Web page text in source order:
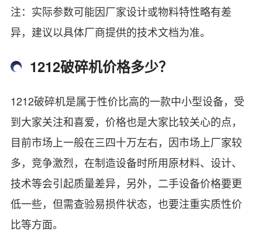
注：实际参数可能因厂家设计或物料特性略有差
异，建议以具体厂商提供的技术文档为准。
1212破碎机价格多少？
1212破碎机是属于性价比高的一款中小型设备，受
到大家关注和喜爱，价格也是大家比较关心的点，
目前市场上一般在三四十万左右，因市场上厂家较
多，竞争激烈，在制造设备时所用原材料、设计、
技术等会引起质量差异，另外，二手设备价格要更
低一些，但需查验易损件状态，也要注重实质性价
比等方面。